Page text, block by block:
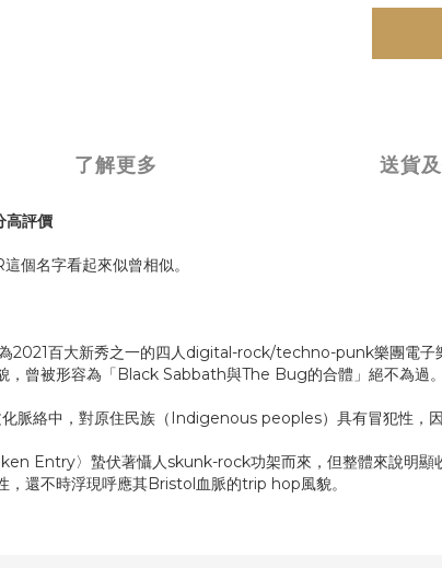
了解更多 送貨
評價
個名字看起來似曾相似。
百大新秀之一的四人digital-rock/techno-punk樂團電子
，曾被形容為「Black Sabbath與The Bug的合體」絕不為過。
脈絡中，對原住民族（Indigenous peoples）具有冒犯性，因
Entry〉蟄伏著懾人skunk-rock功架而來，但整體來說明
，還不時浮現呼應其Bristol血脈的trip hop風貌。